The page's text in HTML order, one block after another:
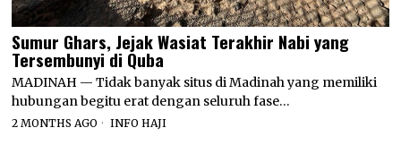
Sumur Ghars, Jejak Wasiat Terakhir Nabi yang
Tersembunyi di Quba
MADINAH — Tidak banyak situs di Madinah yang memiliki
hubungan begitu erat dengan seluruh fase…
2 MONTHS AGO INFO HAJI